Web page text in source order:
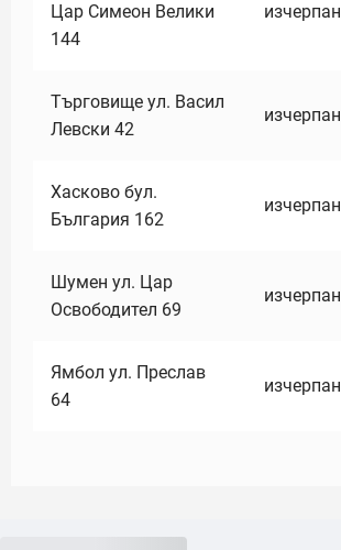
Цар Симеон Велики
144
изчерпан
Търговище ул. Васил
Левски 42
изчерпан
Хасково бул.
България 162
изчерпан
Шумен ул. Цар
Освободител 69
изчерпан
Ямбол ул. Преслав
64
изчерпан